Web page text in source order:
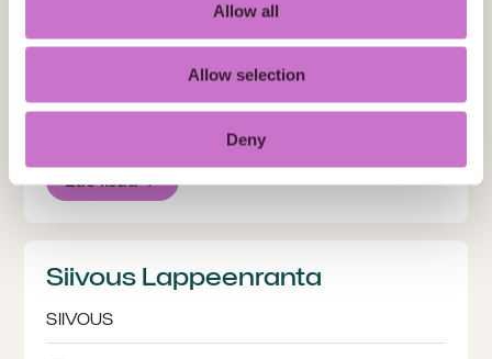
Allow all
Allow selection
Deny
+358 10 590 1000
Hämeenlinnan kiinteistöhuolto ja
Lue lisää
Siivous Lappeenranta
SIIVOUS